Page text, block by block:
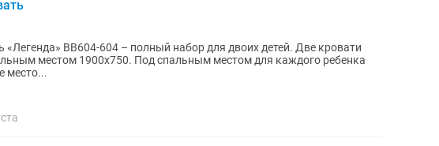
BB604-604 – полный набор для двоих детей. Две кровати
Под спальным местом для каждого ребенка
место...